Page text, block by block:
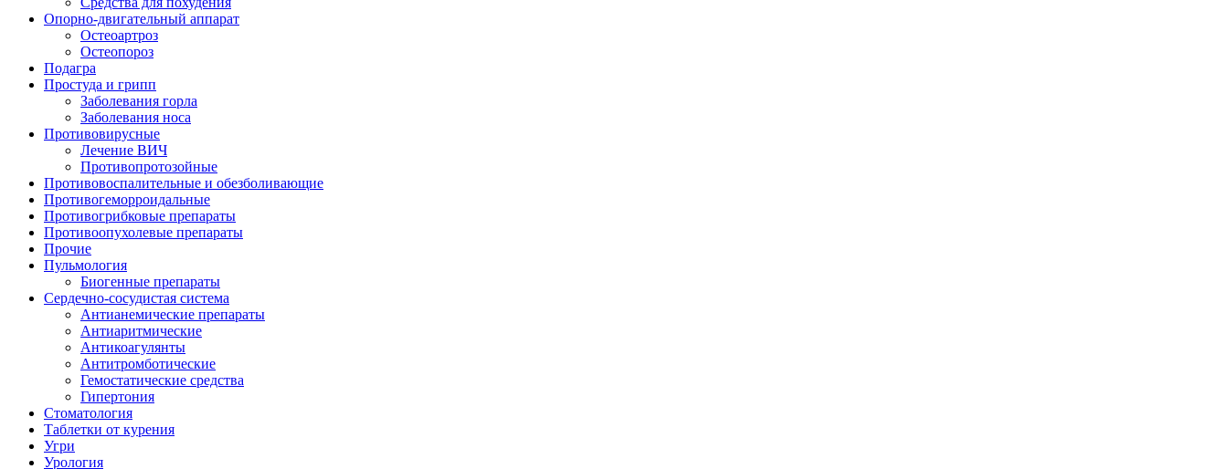
Опорно-двигательный аппарат
Остеоартроз
Остеопороз
Подагра
Простуда и грипп
Заболевания горла
Заболевания носа
Противовирусные
Лечение ВИЧ
Противопротозойные
Противовоспалительные и обезболивающие
Противогеморроидальные
Противогрибковые препараты
Противоопухолевые препараты
Прочие
Пульмология
Биогенные препараты
Сердечно-сосудистая система
Антианемические препараты
Антиаритмические
Антикоагулянты
Антитромботические
Гемостатические средства
Гипертония
Стоматология
Таблетки от курения
Угри
Урология